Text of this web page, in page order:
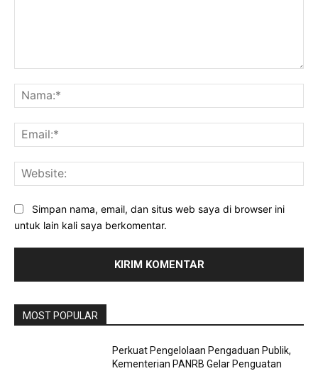
Simpan nama, email, dan situs web saya di browser ini
untuk lain kali saya berkomentar.
MOST POPULAR
Perkuat Pengelolaan Pengaduan Publik,
Kementerian PANRB Gelar Penguatan